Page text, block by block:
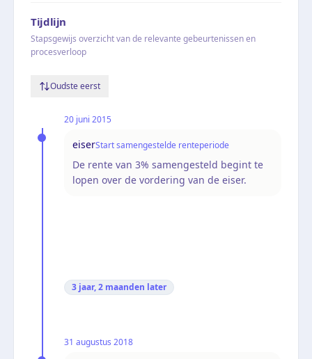
Tijdlijn
Stapsgewijs overzicht van de relevante gebeurtenissen en
procesverloop
Oudste eerst
20 juni 2015
eiserStart samengestelde renteperiode
De rente van 3% samengesteld begint te
lopen over de vordering van de eiser.
3 jaar, 2 maanden later
31 augustus 2018